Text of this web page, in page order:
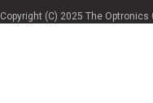
Copyright (C) 2025 The